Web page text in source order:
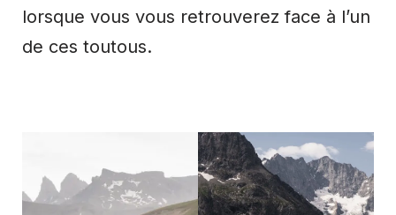
lorsque vous vous retrouverez face à l’un
de ces toutous.